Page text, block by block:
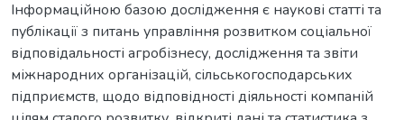
Інформаційною базою дослідження є наукові статті та
публікації з питань управління розвитком соціальної
відповідальності агробізнесу, дослідження та звіти
міжнародних організацій, сільськогосподарських
підприємств, щодо відповідності діяльності компаній